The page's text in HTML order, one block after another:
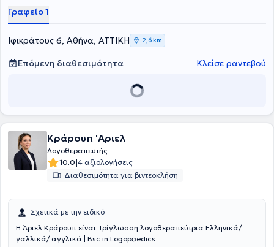
Γραφείο 1
Ιφικράτους 6, Αθήνα, ΑΤΤΙΚΗ 2,6 km
Επόμενη διαθεσιμότητα Κλείσε ραντεβού
Κράρουπ 'Αριελ
Λογοθεραπευτής
10.0|4 αξιολογήσεις
Διαθεσιμότητα για βιντεοκλήση
Σχετικά με την ειδικό
Η Άριελ Κράρουπ είναι Τρίγλωσση λογοθεραπεύτρια Ελληνικά/
γαλλικά/ αγγλικά | Bsc in Logopaedics